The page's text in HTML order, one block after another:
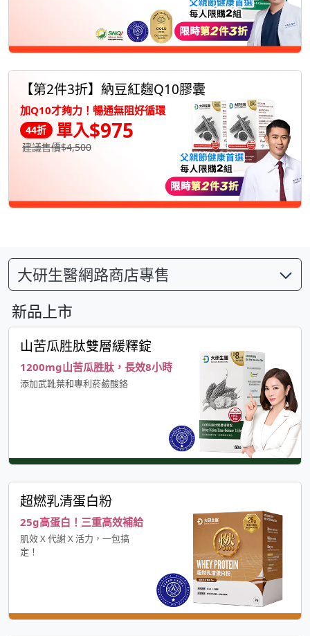
【第2件3折】納豆紅麴Q10膠囊
加Q10才夠力！暢通無阻好循環
44折 單入$975
建議售價$4,500
大研生醫網路商店專售
新品上市
山苦瓜胜肽雙層緩釋錠
1200mg山苦瓜胜肽，長效8小時
添加武靴葉和專利菸鹼酸鉻
超燃乳清蛋白粉
25g高蛋白！三重高效補給
肌效 X 代謝 X 活力，一包搞
定！